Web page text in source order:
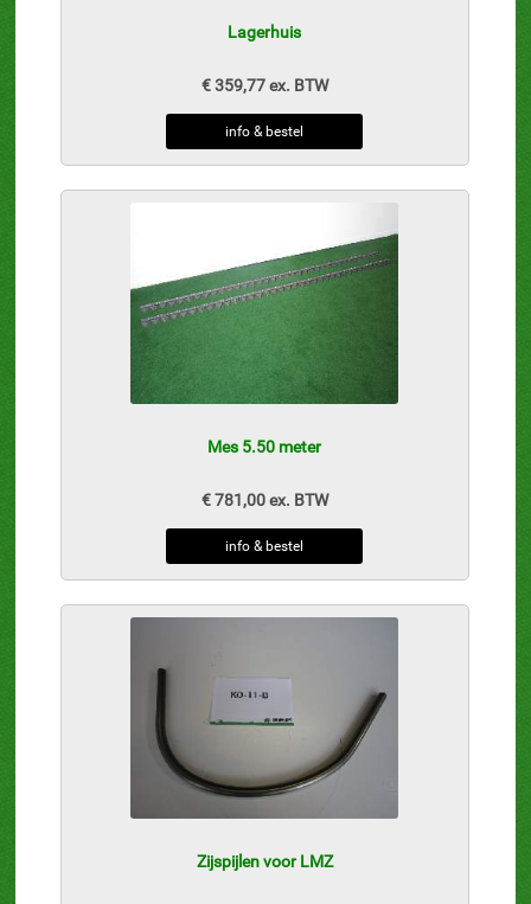
Lagerhuis
€ 359,77 ex. BTW
info & bestel
Mes 5.50 meter
€ 781,00 ex. BTW
info & bestel
Zijspijlen voor LMZ